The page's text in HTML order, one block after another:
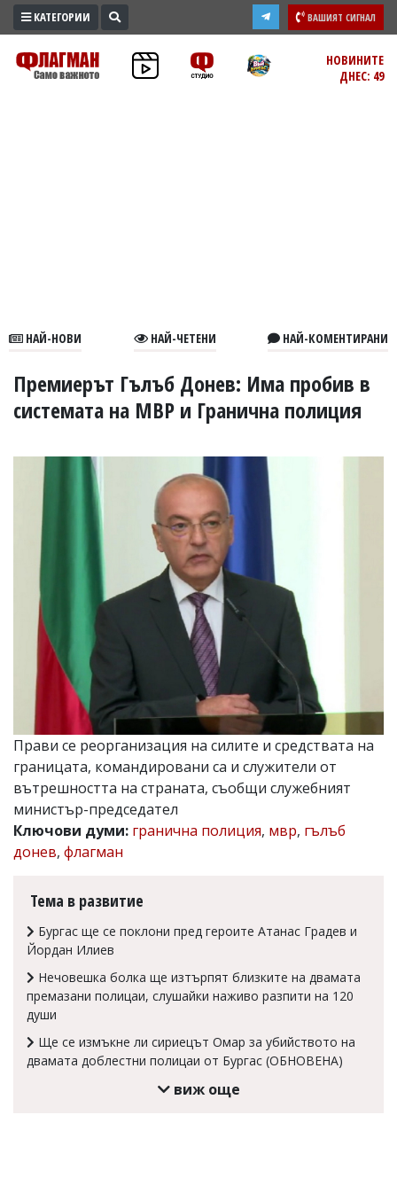
ПРОМО
ЗОНА
В
УКРАЙНА
РАЗСЛЕДВАНЕ
БИЗНЕС
Управители:
Василев,
email:
v.vasilev@flagman.bg
Касабова,
k.kassabova@flagman.bg
Главен
редактор:
Иван
Колев,
email:
Коментарите
под
се
читателите
редакцията
носи
тях!
Ако
откриете
обиден
КАТЕГОРИИ ВАШИЯТ СИГНАЛ
НОВИНИТЕ
ДНЕС: 49
НАЙ-НОВИ НАЙ-ЧЕТЕНИ НАЙ-КОМЕНТИРАНИ
Премиерът Гълъб Донев: Има пробив в
системата на МВР и Гранична полиция
Прави се реорганизация на силите и средствата на
границата, командировани са и служители от
вътрешността на страната, съобщи служебният
министър-председател
Ключови думи: гранична полиция, мвр, гълъб
донев, флагман
Тема в развитие
Бургас ще се поклони пред героите Атанас Градев и
Йордан Илиев
Нечовешка болка ще изтърпят близките на двамата
премазани полицаи, слушайки наживо разпити на 120
души
Ще се измъкне ли сириецът Омар за убийството на
двамата доблестни полицаи от Бургас (ОБНОВЕНА)
виж още